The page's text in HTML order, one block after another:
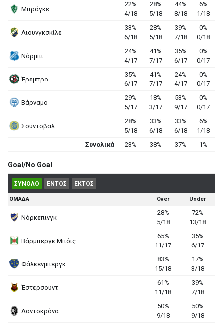
Μπράγκε
22%
4/18
28%
5/18
44%
8/18
6%
1/18
Λιουνγκσκίλε
33%
6/18
28%
5/18
39%
7/18
0%
0/18
Νόρμπι
24%
4/17
41%
7/17
35%
6/17
0%
0/17
Έρεμπρο
35%
6/17
41%
7/17
24%
4/17
0%
0/17
Βάρναμο
29%
5/17
18%
3/17
53%
9/17
0%
0/17
Σούντσβαλ
28%
5/18
33%
6/18
33%
6/18
6%
1/18
Συνολικά
23% 38% 37% 1%
Goal/No Goal
ΣΥΝΟΛΟ ΕΝΤΟΣ ΕΚΤΟΣ
ΟΜΑΔΑ Over Under
Νόρκεπινγκ
28%
5/18
72%
13/18
Βάρμπεργκ Μπόις
65%
11/17
35%
6/17
Φάλκενμπεργκ
83%
15/18
17%
3/18
Έστερσουντ
61%
11/18
39%
7/18
Λαντσκρόνα
50%
9/18
50%
9/18